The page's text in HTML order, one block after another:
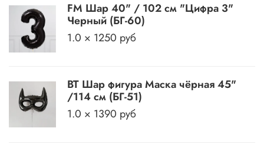
FM Шар 40" / 102 см "Цифра 3"
Черный (БГ-60)
1.0 × 1250 руб
BT Шар фигура Маска чёрная 45"
/114 см (БГ-51)
1.0 × 1390 руб